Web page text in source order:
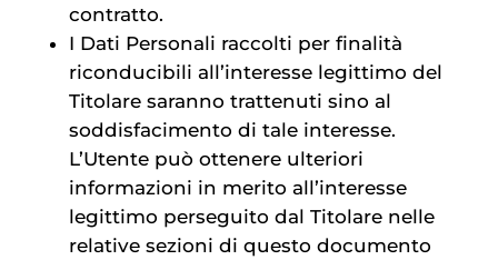
contratto.
I Dati Personali raccolti per finalità
riconducibili all’interesse legittimo del
Titolare saranno trattenuti sino al
soddisfacimento di tale interesse.
L’Utente può ottenere ulteriori
informazioni in merito all’interesse
legittimo perseguito dal Titolare nelle
relative sezioni di questo documento